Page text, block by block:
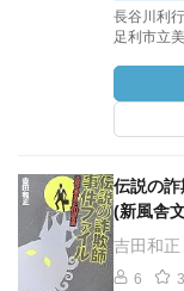
長谷川利
足利市立
伝説の
(新風舎
吉田和正
6